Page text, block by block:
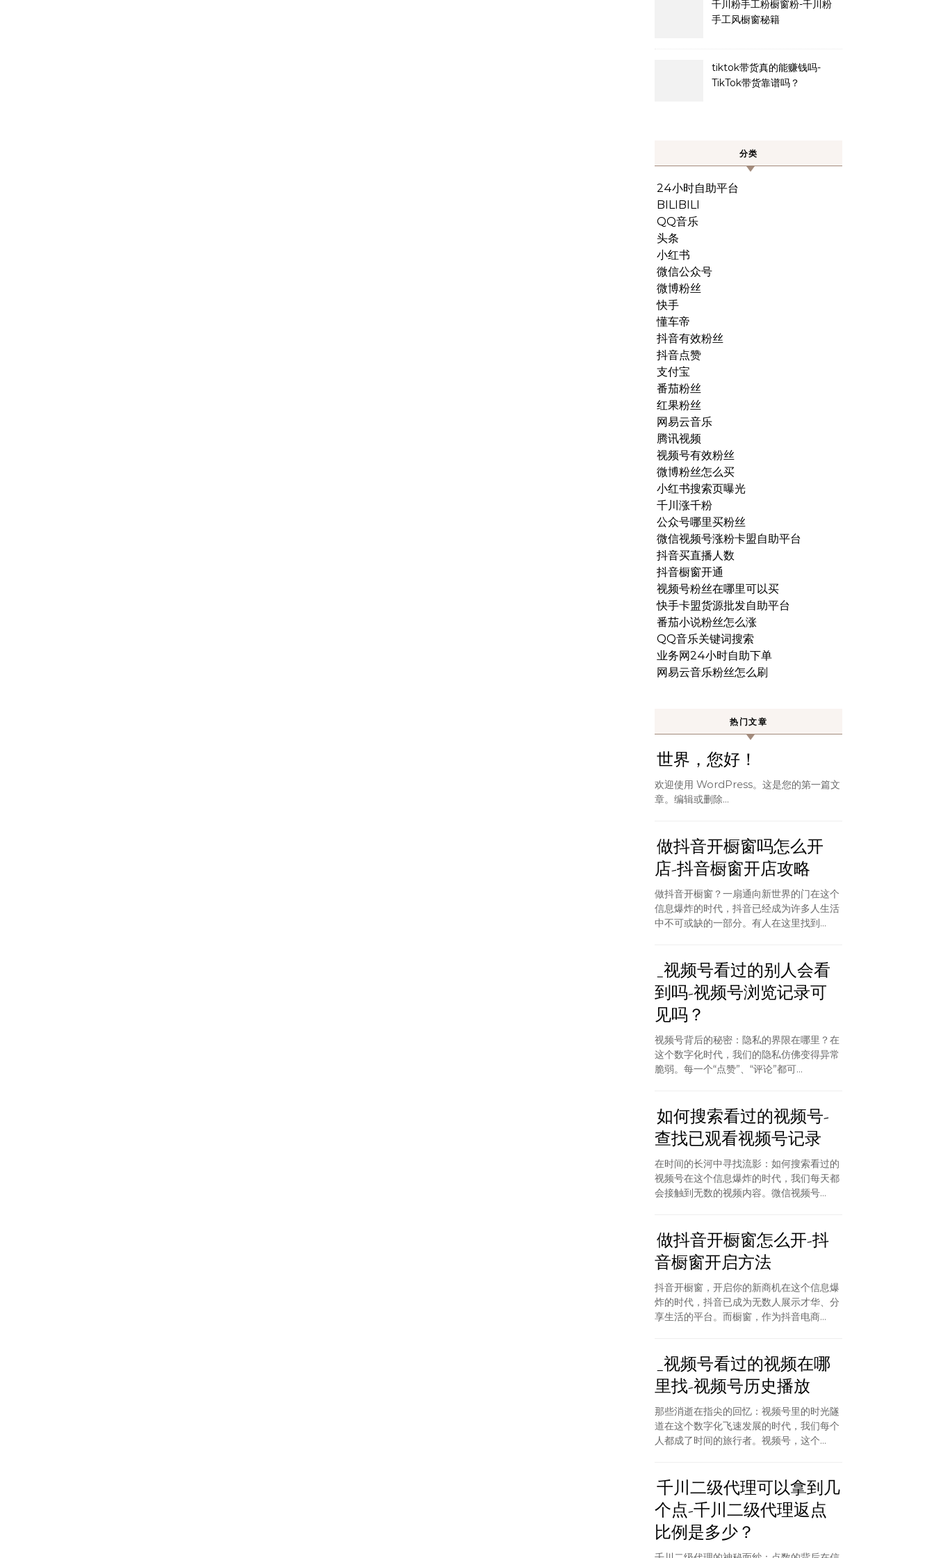
千川粉手工粉橱窗粉-千川粉
手工风橱窗秘籍
tiktok带货真的能赚钱吗-
TikTok带货靠谱吗？
分类
24小时自助平台
BILIBILI
QQ音乐
头条
小红书
微信公众号
微博粉丝
快手
懂车帝
抖音有效粉丝
抖音点赞
支付宝
番茄粉丝
红果粉丝
网易云音乐
腾讯视频
视频号有效粉丝
微博粉丝怎么买
小红书搜索页曝光
千川涨千粉
公众号哪里买粉丝
微信视频号涨粉卡盟自助平台
抖音买直播人数
抖音橱窗开通
视频号粉丝在哪里可以买
快手卡盟货源批发自助平台
番茄小说粉丝怎么涨
QQ音乐关键词搜索
业务网24小时自助下单
网易云音乐粉丝怎么刷
热门文章
世界，您好！
欢迎使用 WordPress。这是您的第一篇文
章。编辑或删除…
做抖音开橱窗吗怎么开
店-抖音橱窗开店攻略
做抖音开橱窗？一扇通向新世界的门在这个
信息爆炸的时代，抖音已经成为许多人生活
中不可或缺的一部分。有人在这里找到...
_视频号看过的别人会看
到吗-视频号浏览记录可
见吗？
视频号背后的秘密：隐私的界限在哪里？在
这个数字化时代，我们的隐私仿佛变得异常
脆弱。每一个“点赞”、“评论”都可...
如何搜索看过的视频号-
查找已观看视频号记录
在时间的长河中寻找流影：如何搜索看过的
视频号在这个信息爆炸的时代，我们每天都
会接触到无数的视频内容。微信视频号...
做抖音开橱窗怎么开-抖
音橱窗开启方法
抖音开橱窗，开启你的新商机在这个信息爆
炸的时代，抖音已成为无数人展示才华、分
享生活的平台。而橱窗，作为抖音电商...
_视频号看过的视频在哪
里找-视频号历史播放
那些消逝在指尖的回忆：视频号里的时光隧
道在这个数字化飞速发展的时代，我们每个
人都成了时间的旅行者。视频号，这个...
千川二级代理可以拿到几
个点-千川二级代理返点
比例是多少？